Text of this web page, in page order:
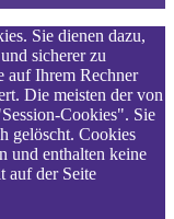
Sie dienen dazu,
sicherer zu
auf Ihrem Rechner
Die meisten der von
Cookies". Sie
gelöscht. Cookies
und enthalten keine
auf der Seite